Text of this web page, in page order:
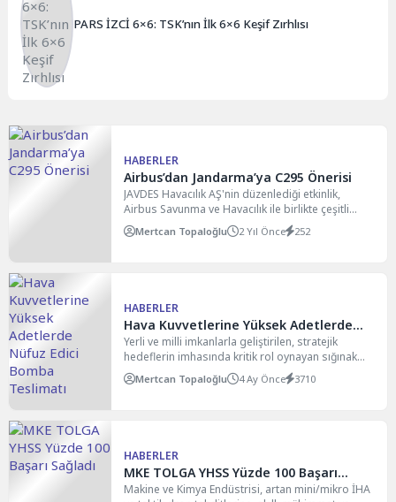
PARS İZCİ 6×6: TSK’nın İlk 6×6 Keşif Zırhlısı
HABERLER
Airbus’dan Jandarma’ya C295 Önerisi
JAVDES Havacılık AŞ'nin düzenlediği etkinlik,
Airbus Savunma ve Havacılık ile birlikte çeşitli
savunma sanayii firmalarının...
Mertcan Topaloğlu 2 Yıl Önce 252
HABERLER
Hava Kuvvetlerine Yüksek Adetlerde
Nüfuz Edici Bomba Teslimatı
Yerli ve milli imkanlarla geliştirilen, stratejik
hedeflerin imhasında kritik rol oynayan sığınak
delici mühimmatlar kapsamında,...
Mertcan Topaloğlu 4 Ay Önce 3710
HABERLER
MKE TOLGA YHSS Yüzde 100 Başarı
Sağladı
Makine ve Kimya Endüstrisi, artan mini/mikro İHA